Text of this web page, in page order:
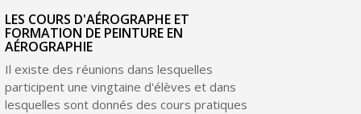
LES COURS D'AÉROGRAPHE ET
FORMATION DE PEINTURE EN
AÉROGRAPHIE
Il existe des réunions dans lesquelles
participent une vingtaine d'élèves et dans
lesquelles sont donnés des cours pratiques